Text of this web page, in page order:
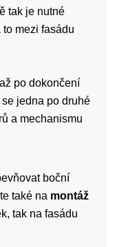
tak je nutné
to mezi fasádu
po dokončení
jedna po druhé
a mechanismu
boční
také na montáž
tak na fasádu